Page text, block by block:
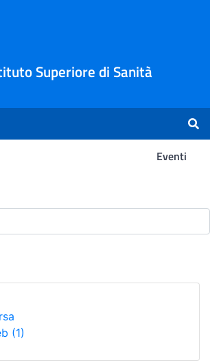
Superiore di Sanità
Eventi
Ricerca -
(1)